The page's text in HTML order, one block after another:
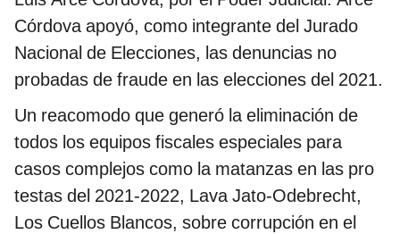
Córdova apoyó, como integrante del Jurado
Nacional de Elecciones, las denuncias no
probadas de fraude en las elecciones del 2021.
Un reacomodo que generó la eliminación de
todos los equipos fiscales especiales para
casos complejos como la matanzas en las pro
testas del 2021-2022, Lava Jato-Odebrecht,
Los Cuellos Blancos, sobre corrupción en el